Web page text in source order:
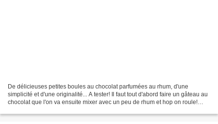
De délicieuses petites boules au chocolat parfumées au rhum, d'une
simplicité et d'une originalité... A tester! Il faut tout d'abord faire un gâteau au
chocolat que l'on va ensuite mixer avec un peu de rhum et hop on roule!